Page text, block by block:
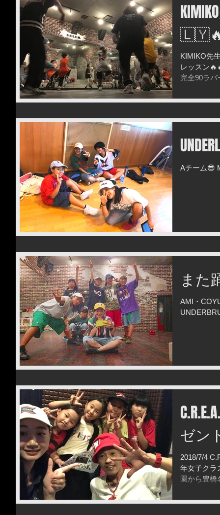
KIMIKO先
レッスン
完全90ラ
Aチーム😎
また
AMI・
ゼン
2018/7/4
年女子クラ
園から豊橋